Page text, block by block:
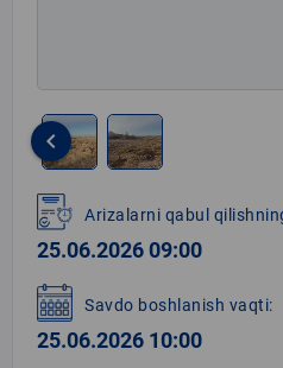
1
of
2
keyboard_arrow_left
Arizalarni qabul
25.06.2026 09:00
Savdo boshlanish vaqti:
25.06.2026 10:00